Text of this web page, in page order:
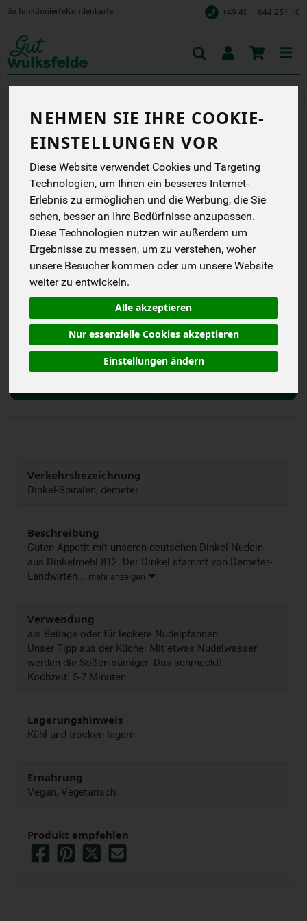
NEHMEN SIE IHRE COOKIE-
EINSTELLUNGEN VOR
Diese Website verwendet Cookies und Targeting
Technologien, um Ihnen ein besseres Internet-
Erlebnis zu ermöglichen und die Werbung, die Sie
sehen, besser an Ihre Bedürfnisse anzupassen.
Diese Technologien nutzen wir außerdem um
Ergebnisse zu messen, um zu verstehen, woher
unsere Besucher kommen oder um unsere Website
weiter zu entwickeln.
Alle akzeptieren
Nur essenzielle Cookies akzeptieren
Einstellungen ändern
So funktioniert’s Kundenkarte +49 40 – 644 251 10
Verpackung 100% Papier,
Demeter-Qualität, Dinkel
aus Deutschland
Spielberger
DD
inkl. 7% MwSt.
500 g
Verkehrsbezeichnung
Dinkel-Spiralen, demeter
Beschreibung
Guten Appetit mit unseren deutschen Dinkel-Nudeln
aus Dinkelmehl 812. Der Dinkel stammt von Demeter-
Landwirten... mehr anzeigen
Verwendung
als Beilage oder für leckere Nudelpfannen
Unser Tipp aus der Küche: Mit etwas Nudelwasser
werden die Soßen sämiger. Das schmeckt!
Kochzeit: 5-7 Minuten
Lagerungshinweis
Kühl und trocken lagern.
Ernährung
Vegan, Vegetarisch
Produkt empfehlen
Toggle
cart